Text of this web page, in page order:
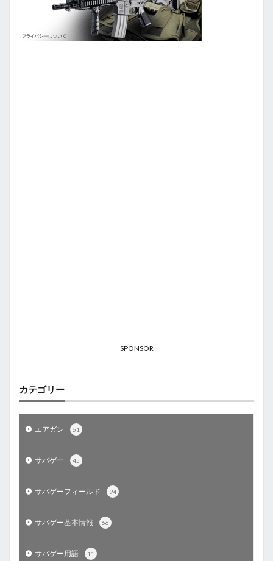
SPONSOR
カテゴリー
エアガン 61
サバゲー 45
サバゲーフィールド 94
サバゲー基本情報 66
サバゲー用語 11